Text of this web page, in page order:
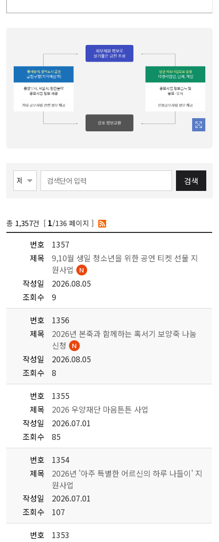
검색
총 1,357건 [ 1/136 페이지 ]
번호
1357
제목
9,10월 생일 청소년을 위한 공연 티켓 선물 지
원사업
작성일
2026.08.05
조회수
9
번호
1356
제목
2026년 본죽과 함께하는 혹서기 보양죽 나눔
신청
작성일
2026.08.05
조회수
8
번호
1355
제목
2026 우양재단 마음튼튼 사업
작성일
2026.07.01
조회수
85
번호
1354
제목
2026년 '아주 특별한 어르신의 하루 나들이' 지
원사업
작성일
2026.07.01
조회수
107
번호
1353